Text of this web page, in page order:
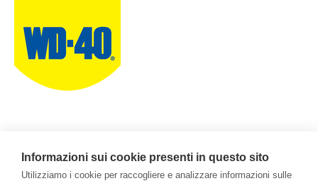
Informazioni sui cookie presenti in questo sito
Utilizziamo i cookie per raccogliere e analizzare informazioni sulle